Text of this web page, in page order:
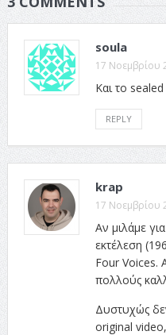
soula
17 Νοεμβρίου
Και το
REPLY
krap
17 Νοεμβρίου
Αν μιλάμε
εκτέλεση
Four Voices.
πολλούς
Δυστυχώς
original